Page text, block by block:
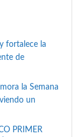
fortalece la
de
la Semana
un
PRIMER